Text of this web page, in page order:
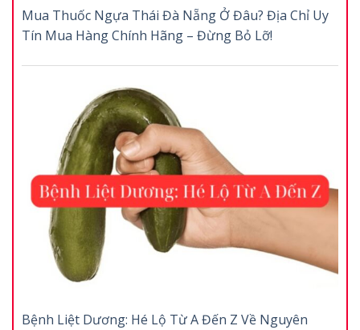
Mua Thuốc Ngựa Thái Đà Nẵng Ở Đâu? Địa Chỉ Uy
Tín Mua Hàng Chính Hãng – Đừng Bỏ Lỡ!
Bệnh Liệt Dương: Hé Lộ Từ A Đến Z Về Nguyên